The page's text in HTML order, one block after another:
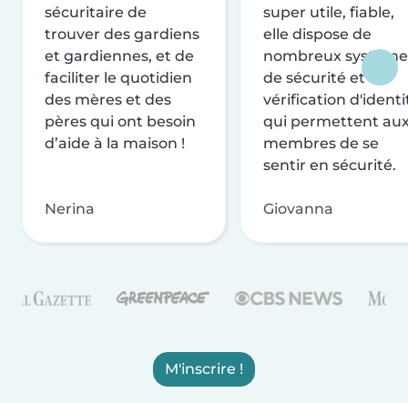
sécuritaire de
trouver des gardiens
et gardiennes, et de
faciliter le quotidien
des mères et des
pères qui ont besoin
d’aide à la maison !
Nerina
super utile, fiable,
elle dispose de
nombreux
de sécurité et de
vérification
qui permettent
membres de se
sentir en sécurité.
Giovanna
M'inscrire !